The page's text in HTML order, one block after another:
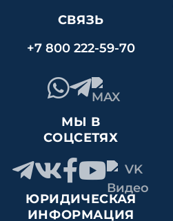
СВЯЗЬ
+7 800 222-59-70
МЫ В
СОЦСЕТЯХ
ЮРИДИЧЕСКАЯ
ИНФОРМАЦИЯ